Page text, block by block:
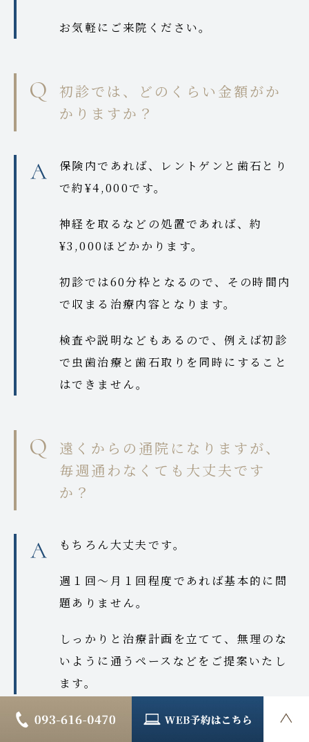
お気軽にご来院ください。
初診では、どのくらい金額がか
かりますか？
保険内であれば、レントゲンと歯石とり
で約¥4,000です。
神経を取るなどの処置であれば、約
¥3,000ほどかかります。
初診では60分枠となるので、その時間内
で収まる治療内容となります。
検査や説明などもあるので、例えば初診
で虫歯治療と歯石取りを同時にすること
はできません。
遠くからの通院になりますが、
毎週通わなくても大丈夫です
か？
もちろん大丈夫です。
週１回～月１回程度であれば基本的に問
題ありません。
しっかりと治療計画を立てて、無理のな
いように通うペースなどをご提案いたし
ます。